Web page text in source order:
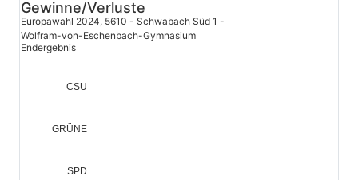
Download der Grafik als SVG-Datei
Gewinne/Verluste
Europawahl 2024, 5610 - Schwabach Süd 1 -